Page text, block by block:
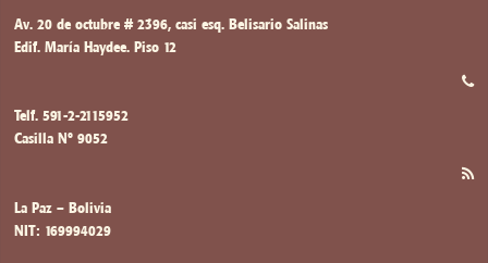
Av. 20 de octubre # 2396, casi esq. Belisario Salinas
Edif. María Haydee. Piso 12
Telf. 591-2-2115952
Casilla Nº 9052
La Paz – Bolivia
NIT: 169994029